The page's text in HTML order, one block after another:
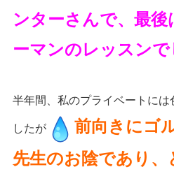
ンターさんで、最
ーマンのレッスンで
半年間、私のプライベートには
したが
前向きにゴ
先生のお陰であり